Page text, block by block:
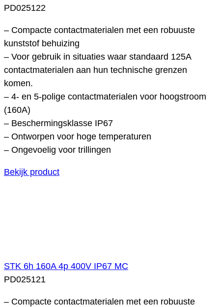
PD025122
– Compacte contactmaterialen met een robuuste
kunststof behuizing
– Voor gebruik in situaties waar standaard 125A
contactmaterialen aan hun technische grenzen
komen.
– 4- en 5-polige contactmaterialen voor hoogstroom
(160A)
– Beschermingsklasse IP67
– Ontworpen voor hoge temperaturen
– Ongevoelig voor trillingen
Bekijk product
STK 6h 160A 4p 400V IP67 MC
PD025121
– Compacte contactmaterialen met een robuuste